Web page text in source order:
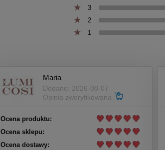
3
2
1
Maria
Dodano: 2026-08-07
Opinia zweryfikowana
Ocena produktu:
Ocena sklepu:
Ocena dostawy: